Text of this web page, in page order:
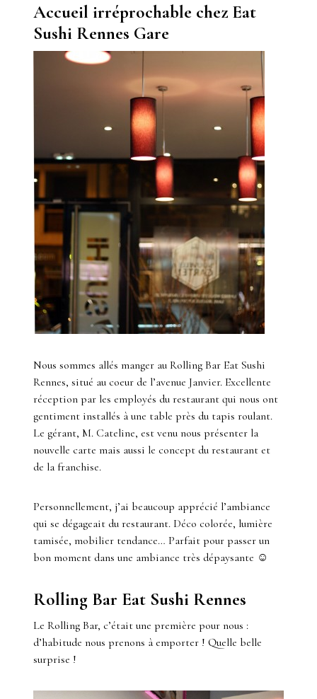
Accueil irréprochable chez Eat
Sushi Rennes Gare
Nous sommes allés manger au Rolling Bar Eat Sushi
Rennes, situé au coeur de l’avenue Janvier. Excellente
réception par les employés du restaurant qui nous ont
gentiment installés à une table près du tapis roulant.
Le gérant, M. Cateline, est venu nous présenter la
nouvelle carte mais aussi le concept du restaurant et
de la franchise.
Personnellement, j’ai beaucoup apprécié l’ambiance
qui se dégageait du restaurant. Déco colorée, lumière
tamisée, mobilier tendance… Parfait pour passer un
bon moment dans une ambiance très dépaysante ☺
Rolling Bar Eat Sushi Rennes
Le Rolling Bar, c’était une première pour nous :
d’habitude nous prenons à emporter ! Quelle belle
surprise !